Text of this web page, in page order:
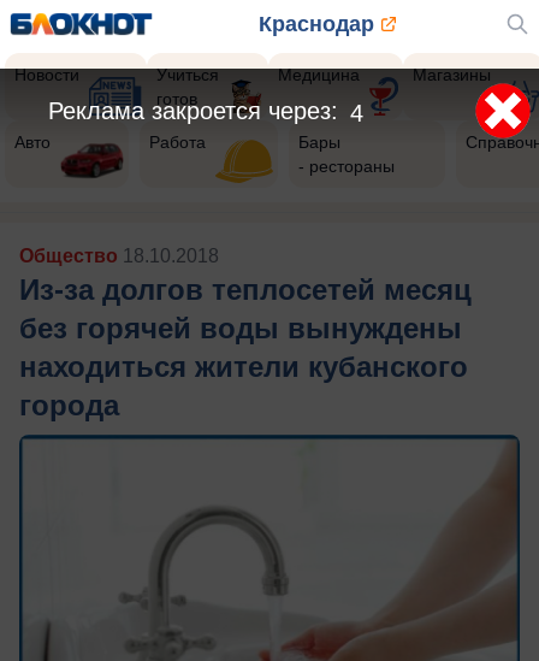
Краснодар
Новости
Учиться
готов
Медицина Магазины
Авто Работа
Бары
- рестораны
Общество 18.10.2018
Из-за долгов теплосетей месяц
без горячей воды вынуждены
находиться жители кубанского
города
2
Реклама закроется через: